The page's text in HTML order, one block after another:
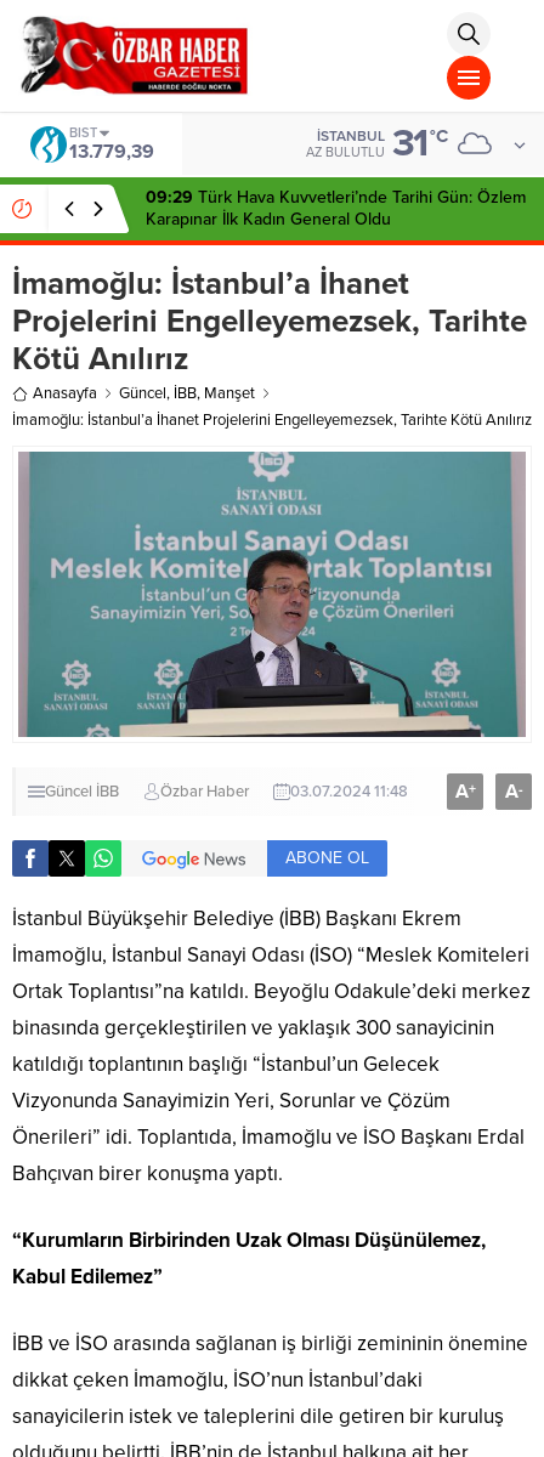
islami
chat
omegla
türk
sohbet
cinsel
sohbet
dini
chat
BIST
13.779,39
İSTANBUL
AZ BULUTLU 31°C
09:29 Türk Hava Kuvvetleri’nde Tarihi Gün: Özlem
Karapınar İlk Kadın General Oldu
İmamoğlu: İstanbul’a İhanet
Projelerini Engelleyemezsek, Tarihte
Kötü Anılırız
Anasayfa Güncel, İBB, Manşet
İmamoğlu: İstanbul’a İhanet Projelerini Engelleyemezsek, Tarihte Kötü Anılırız
Güncel İBB Özbar Haber 03.07.2024 11:48 A+ A-
ABONE OL
İstanbul Büyükşehir Belediye (İBB) Başkanı Ekrem
İmamoğlu, İstanbul Sanayi Odası (İSO) “Meslek Komiteleri
Ortak Toplantısı”na katıldı. Beyoğlu Odakule’deki merkez
binasında gerçekleştirilen ve yaklaşık 300 sanayicinin
katıldığı toplantının başlığı “İstanbul’un Gelecek
Vizyonunda Sanayimizin Yeri, Sorunlar ve Çözüm
Önerileri” idi. Toplantıda, İmamoğlu ve İSO Başkanı Erdal
Bahçıvan birer konuşma yaptı.
“Kurumların Birbirinden Uzak Olması Düşünülemez,
Kabul Edilemez”
İBB ve İSO arasında sağlanan iş birliği zemininin önemine
dikkat çeken İmamoğlu, İSO’nun İstanbul’daki
sanayicilerin istek ve taleplerini dile getiren bir kuruluş